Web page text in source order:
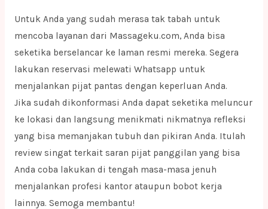
Untuk Anda yang sudah merasa tak tabah untuk
mencoba layanan dari Massageku.com, Anda bisa
seketika berselancar ke laman resmi mereka. Segera
lakukan reservasi melewati Whatsapp untuk
menjalankan pijat pantas dengan keperluan Anda.
Jika sudah dikonformasi Anda dapat seketika meluncur
ke lokasi dan langsung menikmati nikmatnya refleksi
yang bisa memanjakan tubuh dan pikiran Anda. Itulah
review singat terkait saran pijat panggilan yang bisa
Anda coba lakukan di tengah masa-masa jenuh
menjalankan profesi kantor ataupun bobot kerja
lainnya. Semoga membantu!